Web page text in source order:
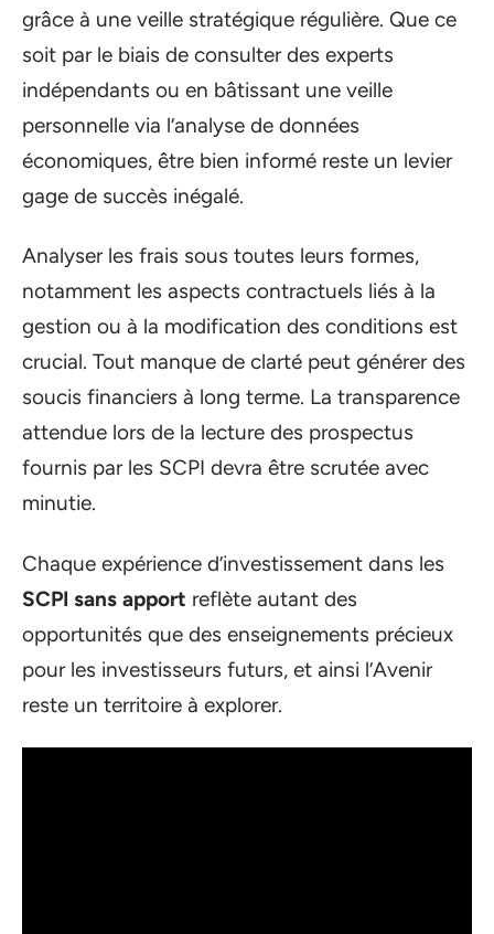
grâce à une veille stratégique régulière. Que ce
soit par le biais de consulter des experts
indépendants ou en bâtissant une veille
personnelle via l’analyse de données
économiques, être bien informé reste un levier
gage de succès inégalé.
Analyser les frais sous toutes leurs formes,
notamment les aspects contractuels liés à la
gestion ou à la modification des conditions est
crucial. Tout manque de clarté peut générer des
soucis financiers à long terme. La transparence
attendue lors de la lecture des prospectus
fournis par les SCPI devra être scrutée avec
minutie.
Chaque expérience d’investissement dans les
SCPI sans apport reflète autant des
opportunités que des enseignements précieux
pour les investisseurs futurs, et ainsi l’Avenir
reste un territoire à explorer.